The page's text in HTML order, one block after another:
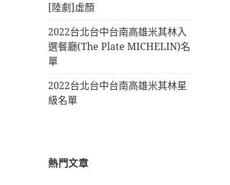
[陸劇]虛顏
2022台北台中台南高雄米其林入
選餐廳(The Plate MICHELIN)名
單
2022台北台中台南高雄米其林星
級名單
熱門文章